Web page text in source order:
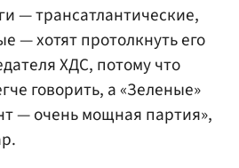
— трансатлантические,
— хотят протолкнуть его
ХДС, потому что
говорить, а «Зеленые»
— очень мощная партия»,